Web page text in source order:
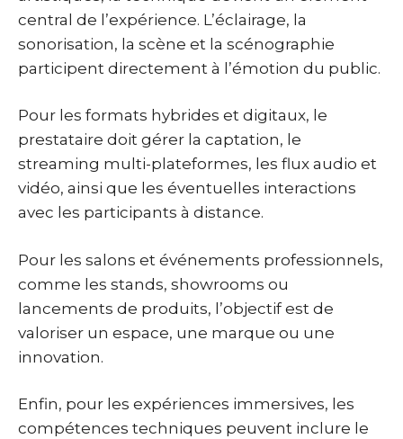
central de l’expérience. L’éclairage, la
sonorisation, la scène et la scénographie
participent directement à l’émotion du public.
Pour les formats hybrides et digitaux, le
prestataire doit gérer la captation, le
streaming multi-plateformes, les flux audio et
vidéo, ainsi que les éventuelles interactions
avec les participants à distance.
Pour les salons et événements professionnels,
comme les stands, showrooms ou
lancements de produits, l’objectif est de
valoriser un espace, une marque ou une
innovation.
Enfin, pour les expériences immersives, les
compétences techniques peuvent inclure le